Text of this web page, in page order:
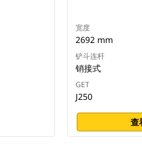
宽度
2692 mm
铲斗连杆
销接式
GET
J250
查